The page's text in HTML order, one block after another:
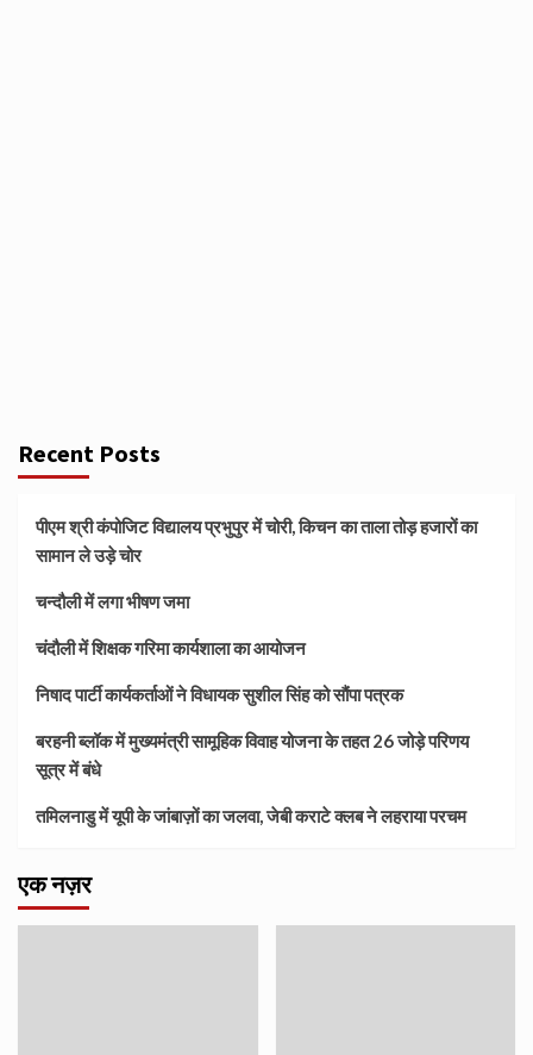
Recent Posts
पीएम श्री कंपोजिट विद्यालय प्रभुपुर में चोरी, किचन का ताला तोड़ हजारों का
सामान ले उड़े चोर
चन्दौली में लगा भीषण जमा
चंदौली में शिक्षक गरिमा कार्यशाला का आयोजन
निषाद पार्टी कार्यकर्ताओं ने विधायक सुशील सिंह को सौंपा पत्रक
बरहनी ब्लॉक में मुख्यमंत्री सामूहिक विवाह योजना के तहत 26 जोड़े परिणय
सूत्र में बंधे
तमिलनाडु में यूपी के जांबाज़ों का जलवा, जेबी कराटे क्लब ने लहराया परचम
एक नज़र